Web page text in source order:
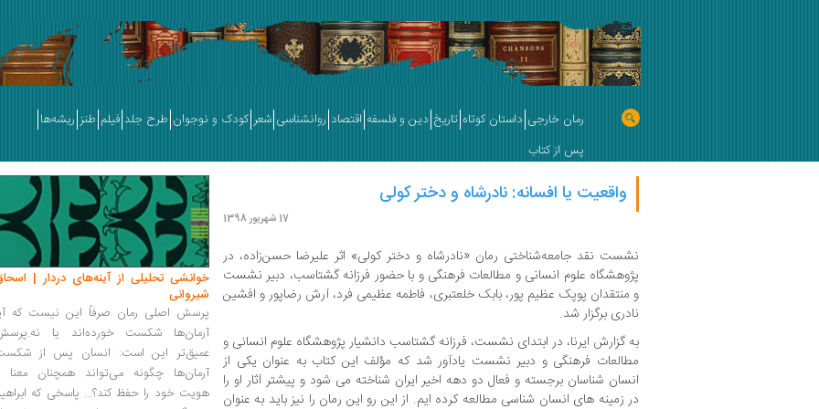
رمان خارجی داستان کوتاه تاریخ دین و فلسفه اقتصاد روانشناسی شعر کودک و نوجوان طرح جلد فیلم طنز ریشه‌ها
پس از کتاب
واقعیت یا افسانه‌: نادرشاه و دختر کولی
17 شهریور 1398
نشست نقد جامعه‌شناختی رمان «نادرشاه و دختر کولی» اثر علیرضا حسن‌زاده، در
پژوهشگاه علوم انسانی و مطالعات فرهنگی و با حضور فرزانه گشتاسب، دبیر نشست
و منتقدان پوپک عظیم­ پور، بابک خلعتبری، فاطمه عظیمی فرد، آرش رضاپور و افشین
نادری برگزار شد.
به گزارش ایرنا، در ابتدای نشست، فرزانه گشتاسب دانشیار پژوهشگاه علوم انسانی و
مطالعات فرهنگی و دبیر نشست یادآور شد که مؤلف این کتاب به عنوان یکی از
انسان­ شناسان برجسته و فعال دو دهه اخیر ایران شناخته می شود و پیشتر آثار او را
در زمینه های انسان شناسی مطالعه کرده ایم. از این رو این رمان را نیز باید به عنوان
خوانشی تحلیلی از آینه‌های دردار |
شیروانی
پرسش اصلی رمان صرفاً این نیست که
آرمان‌ها شکست خورده‌اند یا
عمیق‌تر این است: انسان پس از
آرمان‌ها چگونه می‌تواند همچنان معنا
هویت خود را حفظ کند؟... پاسخی که